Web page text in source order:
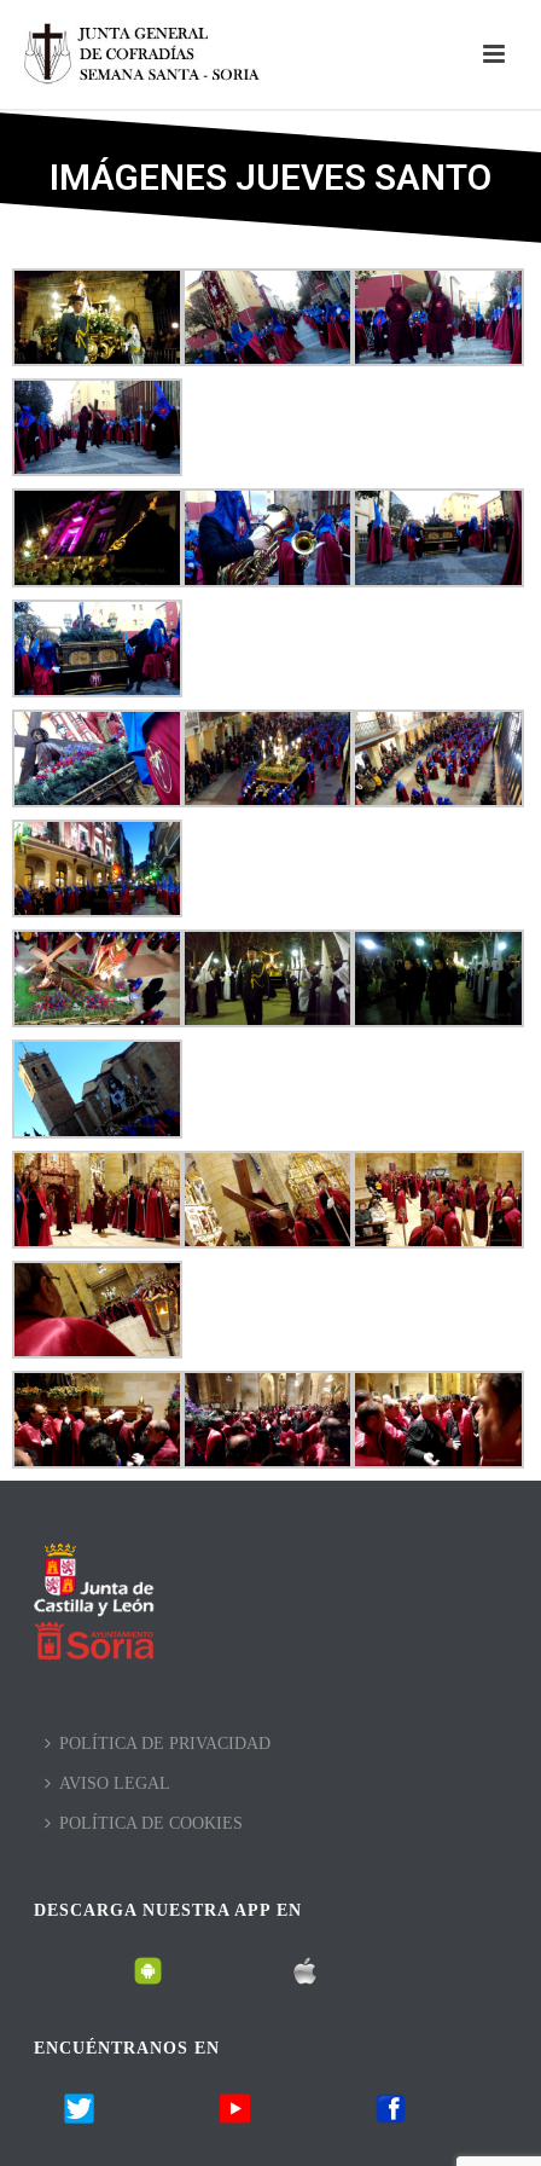
IMÁGENES JUEVES SANTO
POLÍTICA DE PRIVACIDAD
AVISO LEGAL
POLÍTICA DE COOKIES
DESCARGA NUESTRA APP EN
ENCUÉNTRANOS EN